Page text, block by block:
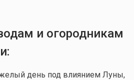
и огородникам
день под влиянием Луны,